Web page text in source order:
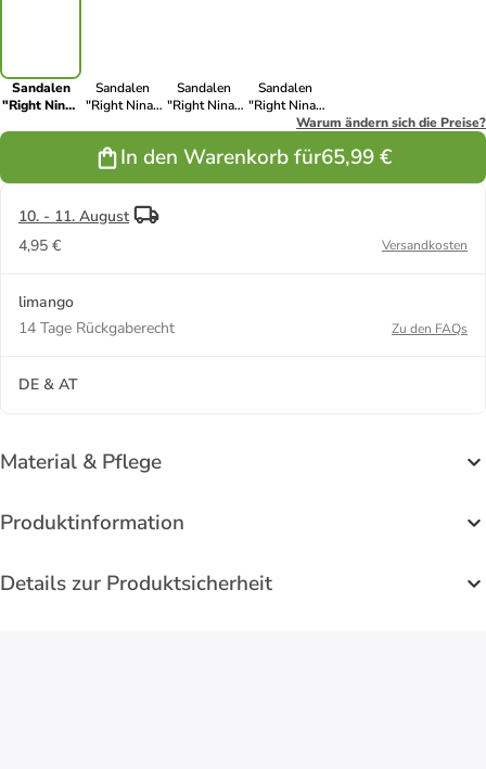
Sandalen
"Right Nina"
Sandalen
"Right Nina"
Sandalen
"Right Nina"
Sandalen
"Right Nina"
in TürkisWarum ändern sich die Preise?
In den Warenkorb für65,99 €
10. - 11. August
4,95 €
Versandkosten
limango
14 Tage Rückgaberecht
Zu den FAQs
DE & AT
Material & Pflege
Produktinformation
Details zur Produktsicherheit